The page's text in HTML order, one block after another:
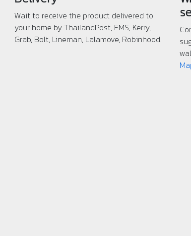
Wait to receive the product delivered to
your home by ThailandPost, EMS, Kerry,
Grab, Bolt, Lineman, Lalamove, Robinhood.